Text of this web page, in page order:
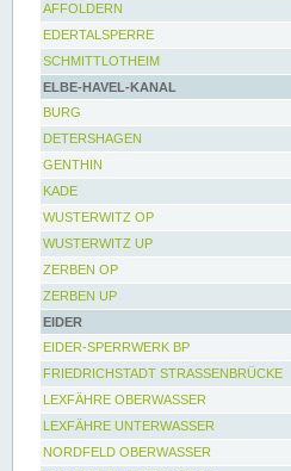
AFFOLDERN
EDERTALSPERRE
SCHMITTLOTHEIM
ELBE-HAVEL-KANAL
BURG
DETERSHAGEN
GENTHIN
KADE
WUSTERWITZ OP
WUSTERWITZ UP
ZERBEN OP
ZERBEN UP
EIDER
EIDER-SPERRWERK BP
FRIEDRICHSTADT STRASSENBRÜCKE
LEXFÄHRE OBERWASSER
LEXFÄHRE UNTERWASSER
NORDFELD OBERWASSER